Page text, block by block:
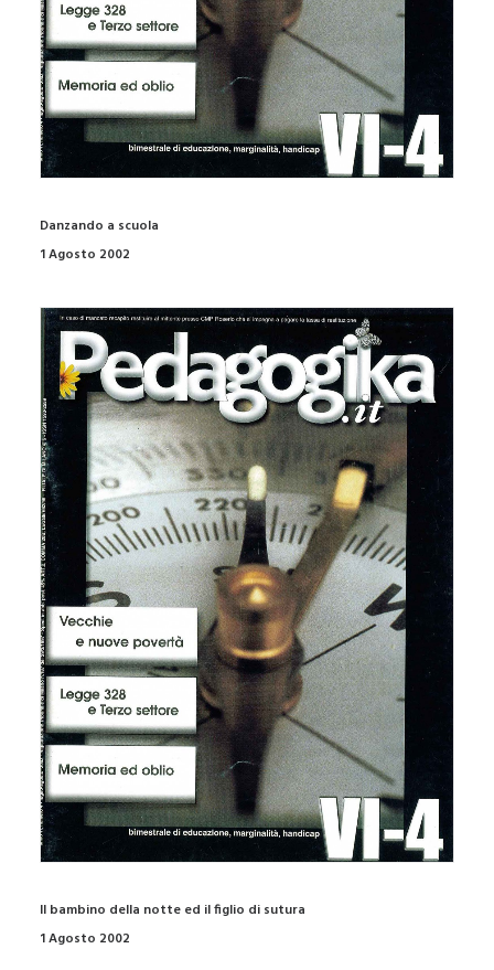
Danzando a scuola
1 Agosto 2002
Il bambino della notte ed il figlio di sutura
1 Agosto 2002